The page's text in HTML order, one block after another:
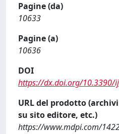
Pagine (da)
10633
Pagine (a)
10636
DOI
https://dx.doi.org/10.3390/
URL del prodotto
su sito editore, etc.)
https://www.mdpi.com/